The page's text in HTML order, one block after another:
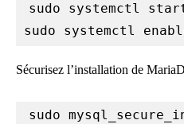
sudo systemctl
sudo systemctl
Sécurisez l’installation de
sudo